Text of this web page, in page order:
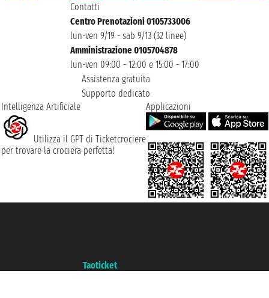
Contatti
Centro Prenotazioni 0105733006
lun-ven 9/19 - sab 9/13 (32 linee)
Amministrazione 0105704878
lun-ven 09:00 - 12:00 e 15:00 - 17:00
Assistenza gratuita
Supporto dedicato
Intelligenza Artificiale
Utilizza il GPT di Ticketcrociere
per trovare la crociera perfetta!
Applicazioni
Taoticket